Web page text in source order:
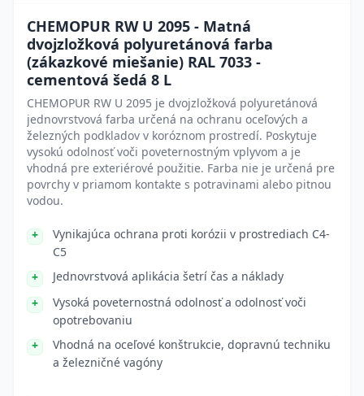
CHEMOPUR RW U 2095 - Matná
dvojzložková polyuretánová farba
(zákazkové miešanie) RAL 7033 -
cementová šedá 8 L
CHEMOPUR RW U 2095 je dvojzložková polyuretánová
jednovrstvová farba určená na ochranu oceľových a
železných podkladov v koróznom prostredí. Poskytuje
vysokú odolnosť voči poveternostným vplyvom a je
vhodná pre exteriérové použitie. Farba nie je určená pre
povrchy v priamom kontakte s potravinami alebo pitnou
vodou.
Vynikajúca ochrana proti korózii v prostrediach C4-
C5
Jednovrstvová aplikácia šetrí čas a náklady
Vysoká poveternostná odolnosť a odolnosť voči
opotrebovaniu
Vhodná na oceľové konštrukcie, dopravnú techniku
a železničné vagóny